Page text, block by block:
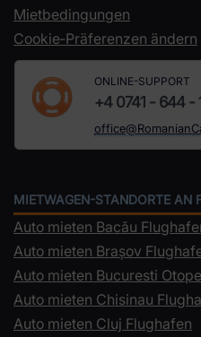
Mietbedingungen
Cookie‑Präferenzen ändern
ONLINE-SUPPORT
+4 0741 - 644 -
MIETWAGEN-STANDORTE AN
Auto mieten Bacău
Auto mieten Brașov
Auto mieten Bucuresti
Auto mieten Chisinau
Auto mieten Cluj Flughafen